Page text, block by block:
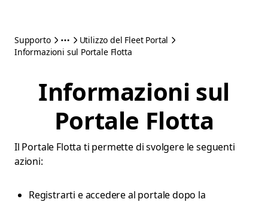
Supporto
Utilizzo del Fleet Portal
Informazioni sul Portale Flotta
Informazioni sul
Portale Flotta
Il Portale Flotta ti permette di svolgere le seguenti
azioni:
Registrarti e accedere al portale dopo la